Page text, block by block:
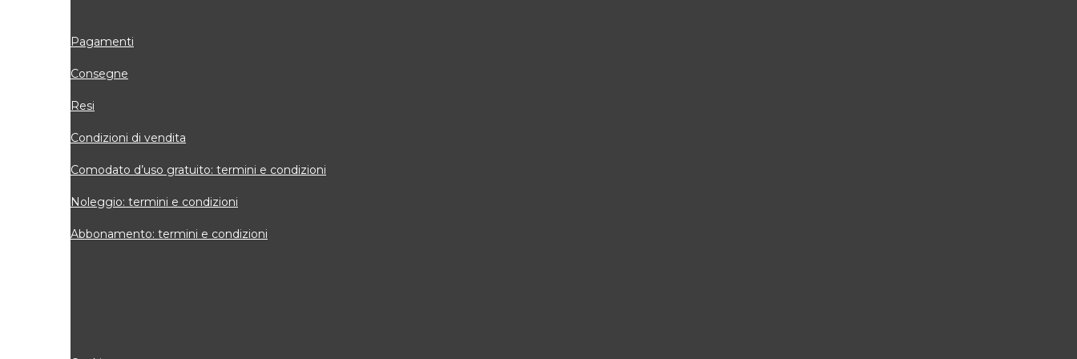
Pagamenti
Consegne
Resi
Condizioni di vendita
Comodato d’uso gratuito: termini e condizioni
Noleggio: termini e condizioni
Abbonamento: termini e condizioni